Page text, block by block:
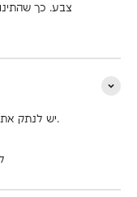
צבע. כך
יש לנתק את המוטות ולהכניס את המשטח למכונת הכביסה.